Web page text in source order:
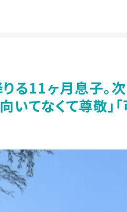
る11ヶ月息子。
いてなくて尊敬」「